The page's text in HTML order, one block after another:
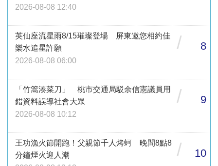
2026-08-08 12:40
英仙座流星雨8/15璀璨登場 屏東邀您相約佳
樂水追星許願
2026-08-08 06:00
/ 8
「竹篙湊菜刀」 桃市交通局駁余信憲議員用
錯資料誤導社會大眾
2026-08-08 10:12
/ 9
王功漁火節開跑！父親節千人烤蚵 晚間8點8
分鐘煙火迎人潮
/ 10